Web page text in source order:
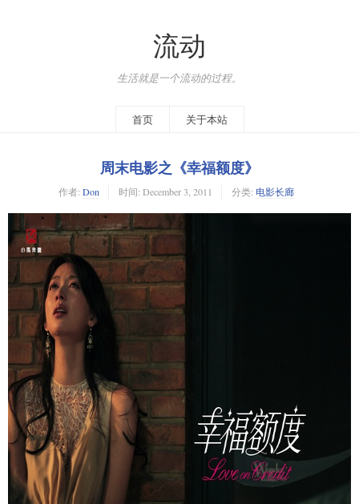
流动
生活就是一个流动的过程。
首页 关于本站
周末电影之《幸福额度》
作者: Don 时间: December 3, 2011 分类: 电影长廊